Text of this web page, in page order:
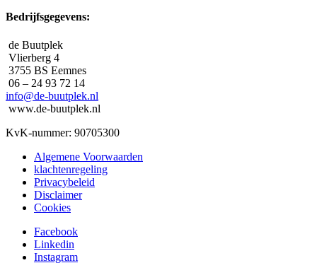
Bedrijfsgegevens:
de Buutplek
Vlierberg 4
3755 BS Eemnes
06 – 24 93 72 14
info@de-buutplek.nl
www.de-buutplek.nl
KvK-nummer: 90705300
Algemene Voorwaarden
klachtenregeling
Privacybeleid
Disclaimer
Cookies
Facebook
Linkedin
Instagram